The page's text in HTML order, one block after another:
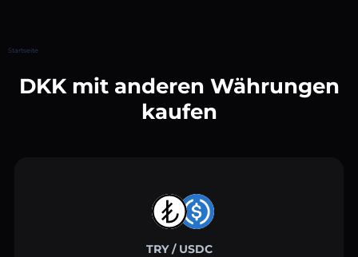
Startseite
DKK mit anderen Währungen
kaufen
TRY / USDC